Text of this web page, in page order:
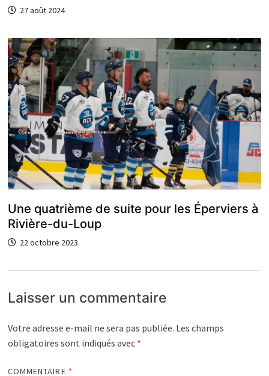
27 août 2024
Une quatrième de suite pour les Éperviers à
Rivière-du-Loup
22 octobre 2023
Laisser un commentaire
Votre adresse e-mail ne sera pas publiée. Les champs
obligatoires sont indiqués avec *
COMMENTAIRE *